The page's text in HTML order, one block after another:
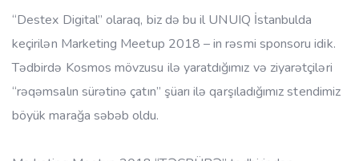
“Destex Digital” olaraq, biz də bu il UNUIQ İstanbulda
keçirilən Marketing Meetup 2018 – in rəsmi sponsoru idik.
Tədbirdə Kosmos mövzusu ilə yaratdığımız və ziyarətçiləri
“rəqəmsalın sürətinə çatın” şüarı ilə qarşıladığımız stendimiz
böyük marağa səbəb oldu.